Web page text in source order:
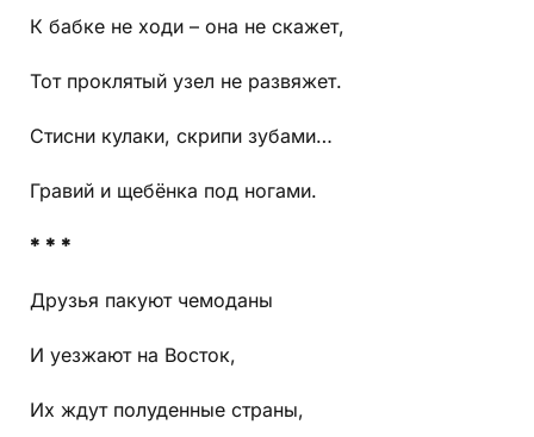
К бабке не ходи – она не скажет,
Тот проклятый узел не развяжет.
Стисни кулаки, скрипи зубами…
Гравий и щебёнка под ногами.
* * *
Друзья пакуют чемоданы
И уезжают на Восток,
Их ждут полуденные страны,